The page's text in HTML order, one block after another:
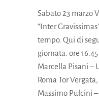
Sabato 23 marzo
“Inter
tempo. Qui di
giornata: ore
Marcella Pisani –
Roma Tor
Massimo Pulcini